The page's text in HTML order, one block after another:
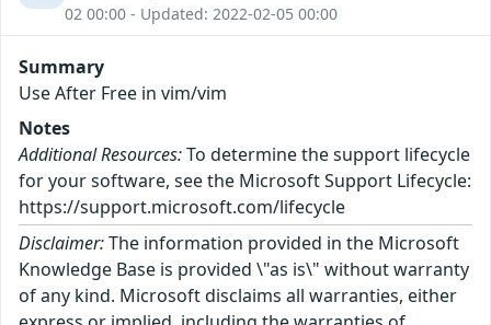
02 00:00 - Updated: 2022-02-05 00:00
Summary
Use After Free in vim/vim
Notes
Additional Resources:To determine the support lifecycle
for your software, see the Microsoft Support Lifecycle:
https://support.microsoft.com/lifecycle
Disclaimer:The information provided in the Microsoft
Knowledge Base is provided \"as is\" without warranty
of any kind. Microsoft disclaims all warranties, either